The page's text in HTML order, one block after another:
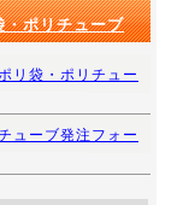
・ポリチューブ
リ袋・ポリチュー
ューブ発注フォー